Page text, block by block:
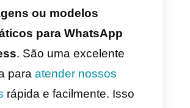
do WhatsApp
Use o Callbell
para usar
modelos de
mensagens em
equipes de
suporte e vendas